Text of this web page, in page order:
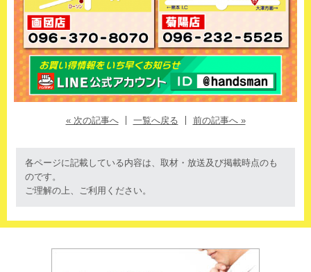
« 次の記事へ 一覧へ戻る 前の記事へ »
各ページに記載している内容は、取材・放送及び掲載時点のも
のです。
ご理解の上、ご利用ください。